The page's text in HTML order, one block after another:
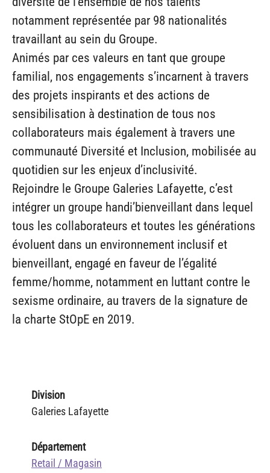
notamment représentée par 98 nationalités
travaillant au sein du Groupe.
Animés par ces valeurs en tant que groupe
familial, nos engagements s’incarnent à travers
des projets inspirants et des actions de
sensibilisation à destination de tous nos
collaborateurs mais également à travers une
communauté Diversité et Inclusion, mobilisée au
quotidien sur les enjeux d’inclusivité.
Rejoindre le Groupe Galeries Lafayette, c’est
intégrer un groupe handi’bienveillant dans lequel
tous les collaborateurs et toutes les générations
évoluent dans un environnement inclusif et
bienveillant, engagé en faveur de l’égalité
femme/homme, notamment en luttant contre le
sexisme ordinaire, au travers de la signature de
la charte StOpE en 2019.
Division
Galeries Lafayette
Département
Retail / Magasin